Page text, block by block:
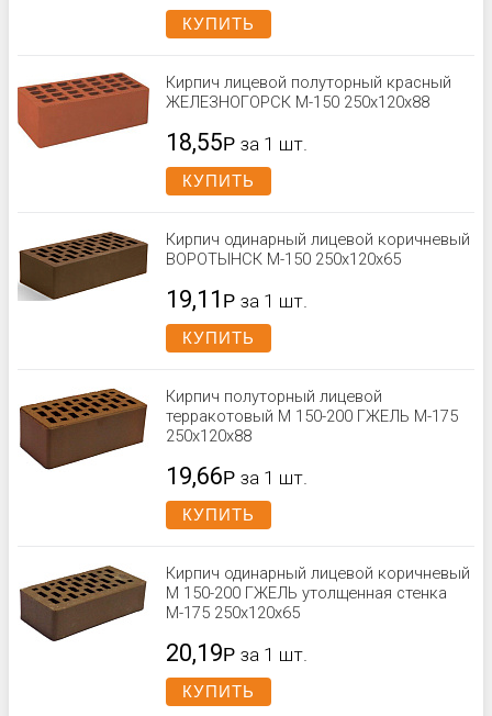
КУПИТЬ
Кирпич лицевой полуторный красный
ЖЕЛЕЗНОГОРСК М-150 250x120x88
18,55Р за 1 шт.
КУПИТЬ
Кирпич одинарный лицевой коричневый
ВОРОТЫНСК М-150 250x120x65
19,11 Р за 1 шт.
КУПИТЬ
Кирпич полуторный лицевой
терракотовый М 150-200 ГЖЕЛЬ М-175
250x120x88
19,66Р за 1 шт.
КУПИТЬ
Кирпич одинарный лицевой коричневый
М 150-200 ГЖЕЛЬ утолщенная стенка
М-175 250x120x65
20,19Р за 1 шт.
КУПИТЬ